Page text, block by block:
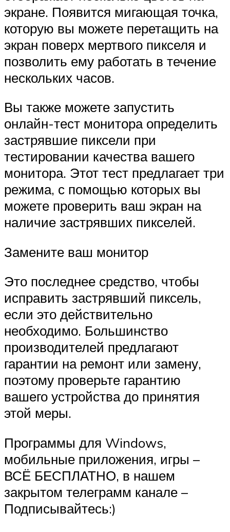
экране. Появится мигающая точка,
которую вы можете перетащить на
экран поверх мертвого пикселя и
позволить ему работать в течение
нескольких часов.
Вы также можете запустить
онлайн-тест монитора определить
застрявшие пиксели при
тестировании качества вашего
монитора. Этот тест предлагает три
режима, с помощью которых вы
можете проверить ваш экран на
наличие застрявших пикселей.
Замените ваш монитор
Это последнее средство, чтобы
исправить застрявший пиксель,
если это действительно
необходимо. Большинство
производителей предлагают
гарантии на ремонт или замену,
поэтому проверьте гарантию
вашего устройства до принятия
этой меры.
Программы для Windows,
мобильные приложения, игры –
ВСЁ БЕСПЛАТНО, в нашем
закрытом телеграмм канале –
Подписывайтесь:)